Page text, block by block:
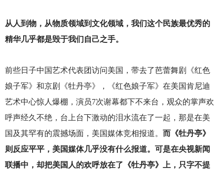
从人到物，从物质领域到文化领域，我们这个民族最优秀的
精华几乎都是毁于我们自己之手。
前些日子中国艺术代表团访问美国，带去了芭蕾舞剧《红色
娘子军》和京剧《牡丹亭》，《红色娘子军》在美国肯尼迪
艺术中心惊人爆棚，演员7次谢幕都下不来台，观众的掌声欢
呼声经久不绝，台上台下激动的泪水流在了一起，那是在美
国及其罕有的震撼场面，美国媒体竞相报道。 而《牡丹亭》
则反应平平，美国媒体几乎没有什么报道。可是在央视新闻
联播中，却把美国人的欢呼放在了《牡丹亭》上，只字不提